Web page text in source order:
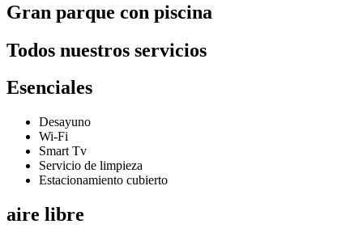
Gran parque con piscina
Todos nuestros servicios
Esenciales
Desayuno
Wi-Fi
Smart Tv
Servicio de limpieza
Estacionamiento cubierto
aire libre